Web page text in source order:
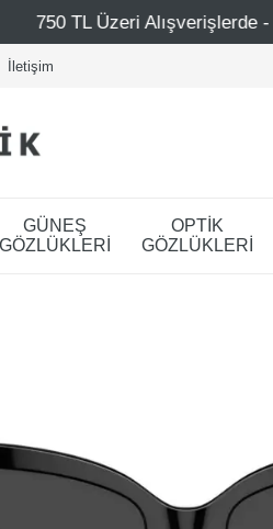
- Ücretsiz Kargo
İletişim
GÜNEŞ
GÖZLÜKLERİ
OPTİK
GÖZLÜKLERİ